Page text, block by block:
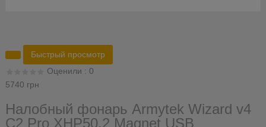
Быстрый просмотр
Оценили : 0
5740 грн
Налобный фонарь Armytek Wizard v4
С2 Pro XHP50.2 Magnet USB